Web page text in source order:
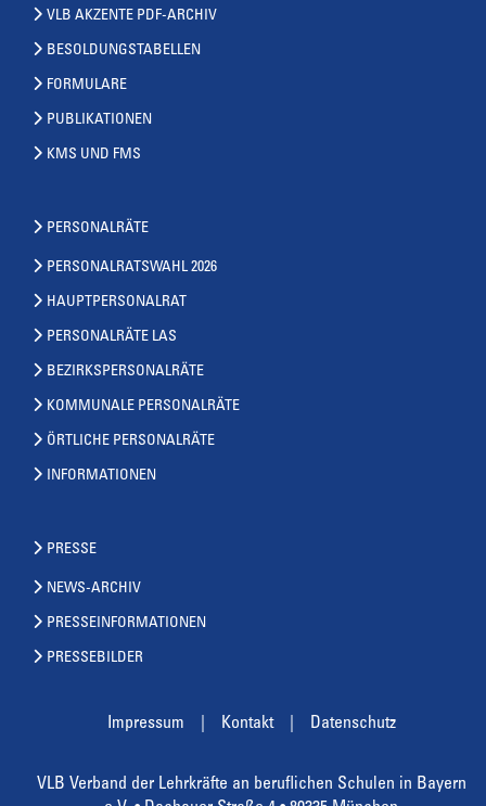
VLB AKZENTE PDF-ARCHIV
BESOLDUNGSTABELLEN
FORMULARE
PUBLIKATIONEN
KMS UND FMS
PERSONALRÄTE
PERSONALRATSWAHL 2026
HAUPTPERSONALRAT
PERSONALRÄTE LAS
BEZIRKSPERSONALRÄTE
KOMMUNALE PERSONALRÄTE
ÖRTLICHE PERSONALRÄTE
INFORMATIONEN
PRESSE
NEWS-ARCHIV
PRESSEINFORMATIONEN
PRESSEBILDER
Impressum Kontakt Datenschutz
VLB Verband der Lehrkräfte an beruflichen Schulen in Bayern